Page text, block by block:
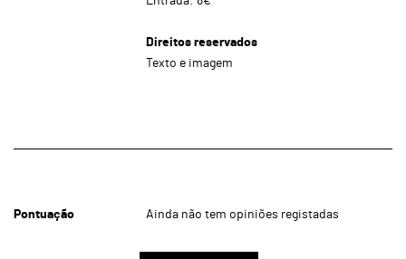
Direitos reservados
Texto e imagem
Pontuação Ainda não tem opiniões registadas